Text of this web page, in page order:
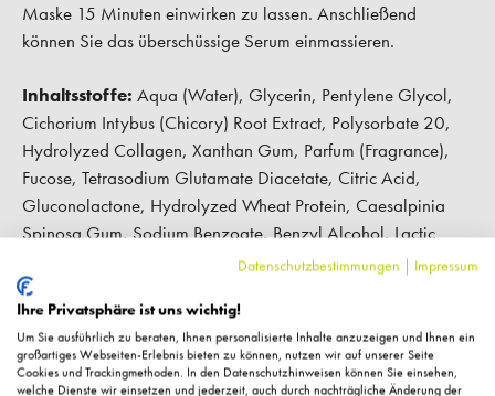
Maske 15 Minuten einwirken zu lassen. Anschließend
können Sie das überschüssige Serum einmassieren.
Inhaltsstoffe: Aqua (Water), Glycerin, Pentylene Glycol,
Cichorium Intybus (Chicory) Root Extract, Polysorbate 20,
Hydrolyzed Collagen, Xanthan Gum, Parfum (Fragrance),
Fucose, Tetrasodium Glutamate Diacetate, Citric Acid,
Gluconolactone, Hydrolyzed Wheat Protein, Caesalpinia
Spinosa Gum, Sodium Benzoate, Benzyl Alcohol, Lactic
Acid, Dehydroacetic Acid, Calcium Gluconate, Potassium
Sorbate
Datenschutzbestimmungen | Impressum
Ihre Privatsphäre ist uns wichtig!
Um Sie ausführlich zu beraten, Ihnen personalisierte Inhalte anzuzeigen und Ihnen ein
großartiges Webseiten-Erlebnis bieten zu können, nutzen wir auf unserer Seite
Cookies und Trackingmethoden. In den Datenschutzhinweisen können Sie einsehen,
welche Dienste wir einsetzen und jederzeit, auch durch nachträgliche Änderung der